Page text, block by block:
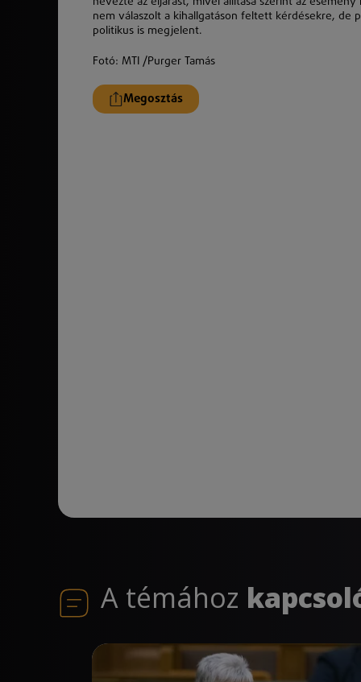
nem válaszolt a kihallgatáson feltett kérdésekre, de
politikus is megjelent.
Fotó: MTI /Purger Tamás
Megosztás
A témához